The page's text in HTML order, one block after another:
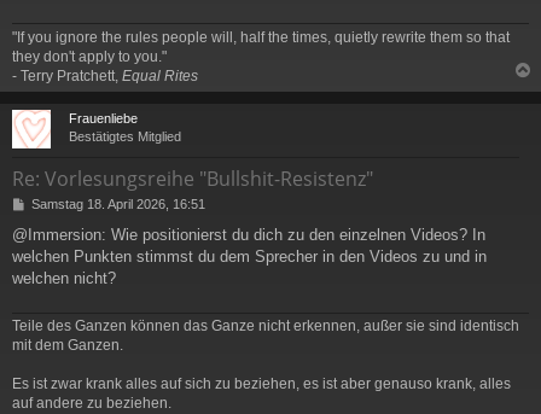
"If you ignore the rules people will, half the times, quietly rewrite them so that
they don't apply to you."
- Terry Pratchett, Equal Rites
a
Frauenliebe
Bestätigtes Mitglied
Re: Vorlesungsreihe "Bullshit-Resistenz"
B
i
t
r
Samstag 18. April 2026, 16:51
@Immersion: Wie positionierst du dich zu den einzelnen Videos? In
welchen Punkten stimmst du dem Sprecher in den Videos zu und in
welchen nicht?
Teile des Ganzen können das Ganze nicht erkennen, außer sie sind identisch
mit dem Ganzen.
Es ist zwar krank alles auf sich zu beziehen, es ist aber genauso krank, alles
auf andere zu beziehen.